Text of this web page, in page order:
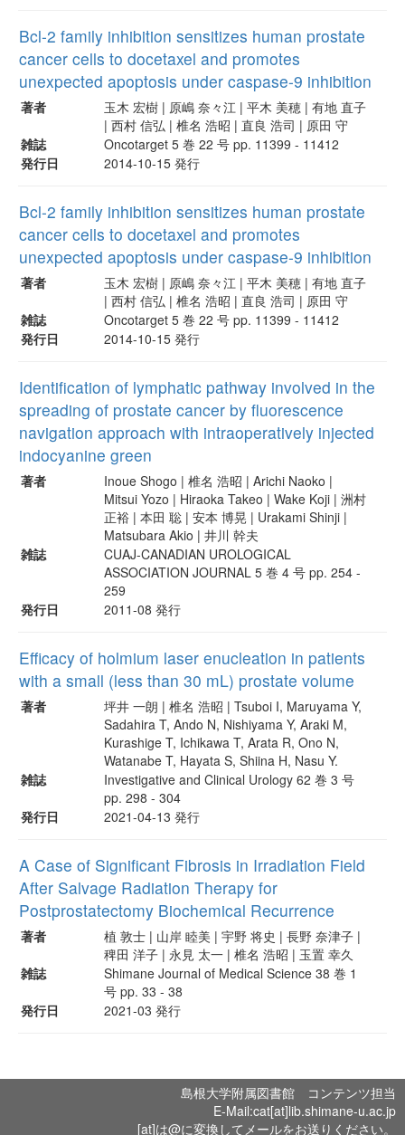
Bcl-2 family inhibition sensitizes human prostate
cancer cells to docetaxel and promotes
unexpected apoptosis under caspase-9 inhibition
著者
玉木 宏樹 | 原嶋 奈々江 | 平木 美穂 | 有地 直子
| 西村 信弘 | 椎名 浩昭 | 直良 浩司 | 原田 守
雑誌
Oncotarget 5 巻 22 号 pp. 11399 - 11412
発行日
2014-10-15 発行
Bcl-2 family inhibition sensitizes human prostate
cancer cells to docetaxel and promotes
unexpected apoptosis under caspase-9 inhibition
著者
玉木 宏樹 | 原嶋 奈々江 | 平木 美穂 | 有地 直子
| 西村 信弘 | 椎名 浩昭 | 直良 浩司 | 原田 守
雑誌
Oncotarget 5 巻 22 号 pp. 11399 - 11412
発行日
2014-10-15 発行
Identification of lymphatic pathway involved in the
spreading of prostate cancer by fluorescence
navigation approach with intraoperatively injected
indocyanine green
著者
Inoue Shogo | 椎名 浩昭 | Arichi Naoko |
Mitsui Yozo | Hiraoka Takeo | Wake Koji | 洲村
正裕 | 本田 聡 | 安本 博晃 | Urakami Shinji |
Matsubara Akio | 井川 幹夫
雑誌
CUAJ-CANADIAN UROLOGICAL
ASSOCIATION JOURNAL 5 巻 4 号 pp. 254 -
259
発行日
2011-08 発行
Efficacy of holmium laser enucleation in patients
with a small (less than 30 mL) prostate volume
著者
坪井 一朗 | 椎名 浩昭 | Tsuboi I, Maruyama Y,
Sadahira T, Ando N, Nishiyama Y, Araki M,
Kurashige T, Ichikawa T, Arata R, Ono N,
Watanabe T, Hayata S, Shiina H, Nasu Y.
雑誌
Investigative and Clinical Urology 62 巻 3 号
pp. 298 - 304
発行日
2021-04-13 発行
A Case of Significant Fibrosis in Irradiation Field
After Salvage Radiation Therapy for
Postprostatectomy Biochemical Recurrence
著者
植 敦士 | 山岸 睦美 | 宇野 将史 | 長野 奈津子 |
稗田 洋子 | 永見 太一 | 椎名 浩昭 | 玉置 幸久
雑誌
Shimane Journal of Medical Science 38 巻 1
号 pp. 33 - 38
発行日
2021-03 発行
島根大学附属図書館 コンテンツ担当
E-Mail:cat[at]lib.shimane-u.ac.jp
[at]は@に変換してメールをお送りください。